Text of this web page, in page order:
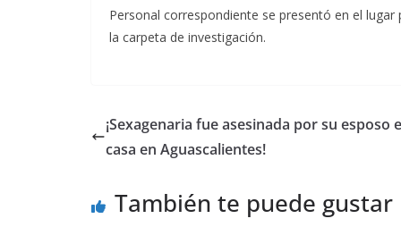
Personal correspondiente se presentó en el
la carpeta de investigación.
¡Sexagenaria fue asesinada por su esposo
casa en Aguascalientes!
También te puede gustar